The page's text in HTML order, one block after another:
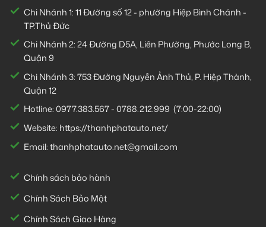
Chi Nhánh 1:11 Đường số 12 - phường Hiệp Bình Chánh -
TP.Thủ Đức
Chi Nhánh 2:24 Đường D5A, Liên Phường, Phước Long B,
Quận 9
Chi Nhánh 3:753 Đường Nguyễn Ảnh Thủ, P. Hiệp Thành,
Quận 12
Hotline:0977.383.567-0788.212.999 (7:00-22:00)
Website: https://thanhphatauto.net/
Email:thanhphatauto.net@gmail.com
Chính sách bảo hành
Chính Sách Bảo Mật
Chính Sách Giao Hàng